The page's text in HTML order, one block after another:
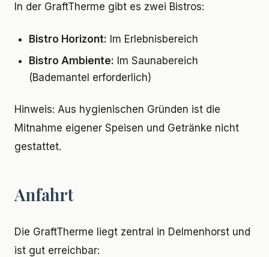
In der GraftTherme gibt es zwei Bistros:
Bistro Horizont: Im Erlebnisbereich
Bistro Ambiente: Im Saunabereich
(Bademantel erforderlich)
Hinweis: Aus hygienischen Gründen ist die
Mitnahme eigener Speisen und Getränke nicht
gestattet.
Anfahrt
Die GraftTherme liegt zentral in Delmenhorst und
ist gut erreichbar: